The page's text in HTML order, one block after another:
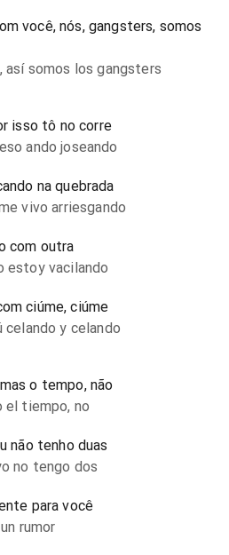
você, nós, gangsters, somos
somos los gangsters
isso tô no corre
ando joseando
na quebrada
vivo arriesgando
com outra
estoy vacilando
ciúme, ciúme
y celando
o tempo, não
el tiempo, no
não tenho duas
no tengo dos
para você
rumor